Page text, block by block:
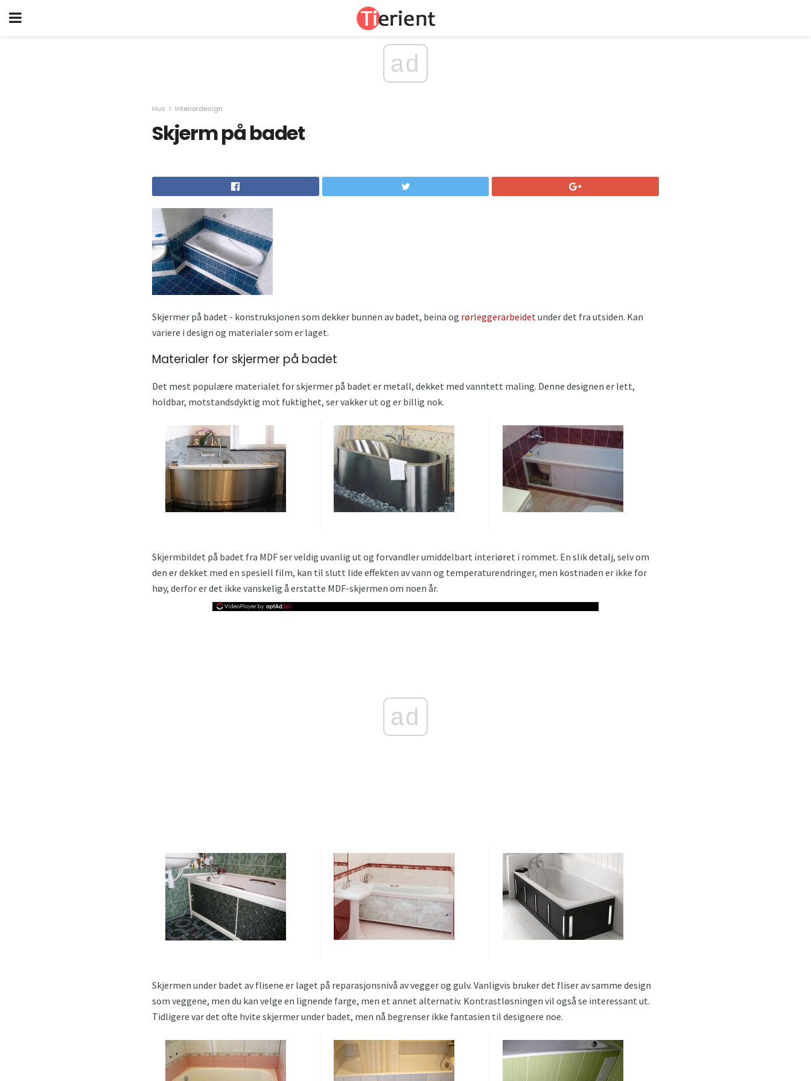
ad
Hus Interiørdesign
Skjerm på badet
Skjermer på badet - konstruksjonen som dekker bunnen av badet, beina og rørleggerarbeidet under det fra utsiden. Kan
variere i design og materialer som er laget.
Materialer for skjermer på badet
Det mest populære materialet for skjermer på badet er metall, dekket med vanntett maling. Denne designen er lett,
holdbar, motstandsdyktig mot fuktighet, ser vakker ut og er billig nok.
Skjermbildet på badet fra MDF ser veldig uvanlig ut og forvandler umiddelbart interiøret i rommet. En slik detalj, selv om
den er dekket med en spesiell film, kan til slutt lide effekten av vann og temperaturendringer, men kostnaden er ikke for
høy, derfor er det ikke vanskelig å erstatte MDF-skjermen om noen år.
ad
Skjermen under badet av flisene er laget på reparasjonsnivå av vegger og gulv. Vanligvis bruker det fliser av samme design
som veggene, men du kan velge en lignende farge, men et annet alternativ. Kontrastløsningen vil også se interessant ut.
Tidligere var det ofte hvite skjermer under badet, men nå begrenser ikke fantasien til designere noe.